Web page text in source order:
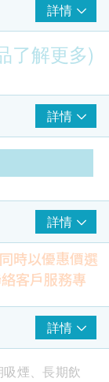
詳情
了解更多)
詳情
詳情
時以優惠價選
客戶服務專
詳情
煙、長期飲